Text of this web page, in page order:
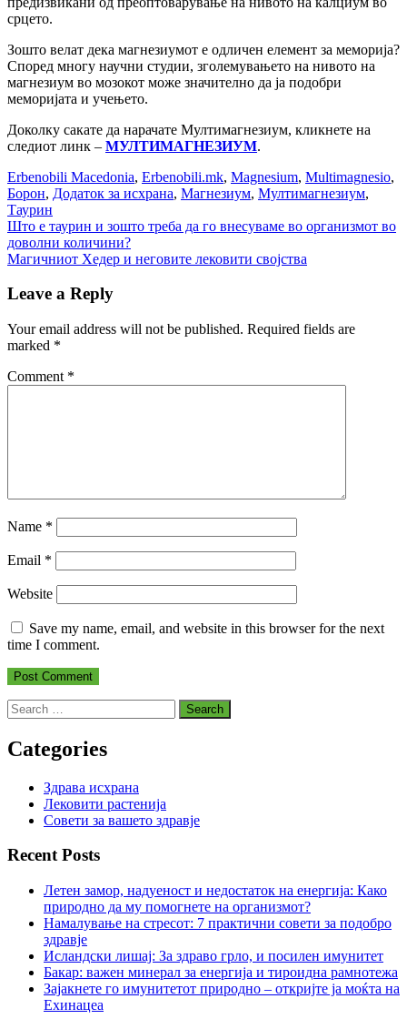
срцето.
Зошто велат дека магнезиумот е одличен елемент за меморија?
Според многу научни студии, зголемувањето на нивото на
магнезиум во мозокот може значително да ја подобри
меморијата и учењето.
Доколку сакате да нарачате Мултимагнезиум, кликнете на
следиот линк – МУЛТИМАГНЕЗИУМ.
Erbenobili Macedonia, Erbenobili.mk, Magnesium, Multimagnesio,
Борон, Додаток за исхрана, Магнезиум, Мултимагнезиум,
Таурин
Post
navigation
Што е таурин и зошто треба да го внесуваме во организмот во
доволни количини?
Магичниот Хедер и неговите лековити својства
Leave a Reply
Your email address will not be published. Required fields are
marked *
Comment *
Name *
Email *
Website
Save my name, email, and website in this browser for the next
time I comment.
Search
for:
Categories
Здрава исхрана
Лековити растенија
Совети за вашето здравје
Recent Posts
Летен замор, надуеност и недостаток на енергија: Како
природно да му помогнете на организмот?
Намалување на стресот: 7 практични совети за подобро
здравје
Исландски лишај: За здраво грло, и посилен имунитет
Бакар: важен минерал за енергија и тироидна рамнотежа
Зајакнете го имунитетот природно – откријте ја моќта на
Ехинацеа